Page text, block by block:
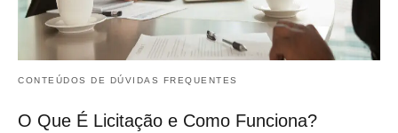
CONTEÚDOS DE DÚVIDAS FREQUENTES
O Que É Licitação e Como Funciona?